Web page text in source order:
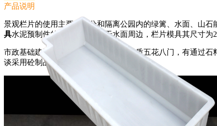
产品说明
景观栏片的使用主要是区分和隔离公园内的绿篱、水面、山
具水泥预制件的使用主要是用于水面周边，栏片模具其尺寸为
市政基础建设美化上面所使用的栏杆材质五花八门，有通过
谈采用砼制品浇筑过程中怎样来缩短其时间。